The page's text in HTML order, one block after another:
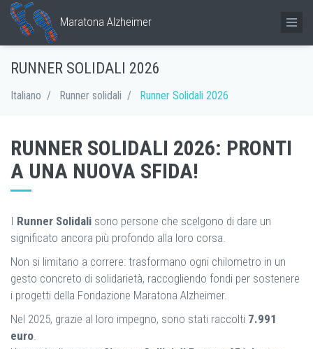
Maratona Alzheimer
RUNNER SOLIDALI 2026
Italiano Runner solidali Runner Solidali 2026
RUNNER SOLIDALI 2026: PRONTI
A UNA NUOVA SFIDA!
I Runner Solidali sono persone che scelgono di dare un
significato ancora più profondo alla loro corsa.
Non si limitano a correre: trasformano ogni chilometro in un
gesto concreto di solidarietà, raccogliendo fondi per sostenere
i progetti della Fondazione Maratona Alzheimer.
Nel 2025, grazie al loro impegno, sono stati raccolti 7.991
euro.